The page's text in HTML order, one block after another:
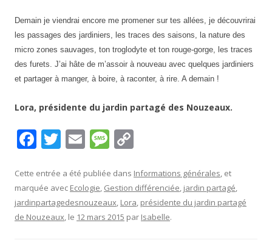
Demain je viendrai encore me promener sur tes allées, je découvrirai
les passages des jardiniers, les traces des saisons, la nature des
micro zones sauvages, ton troglodyte et ton rouge-gorge, les traces
des furets. J’ai hâte de m’assoir à nouveau avec quelques jardiniers
et partager à manger, à boire, à raconter, à rire. A demain !
Lora, présidente du jardin partagé des Nouzeaux.
F
e
b
o
T
itt
er
E
ai
l
M
ss
a
g
p
y
Li
Cette entrée a été publiée dans Informations générales, et
marquée avec Ecologie, Gestion différenciée, jardin partagé,
jardinpartagedesnouzeaux, Lora, présidente du jardin partagé
de Nouzeaux, le 12 mars 2015 par Isabelle.